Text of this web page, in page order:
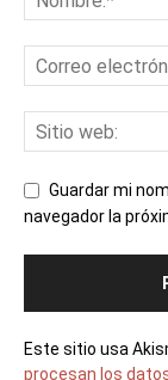
Guardar mi
navegador la
Este sitio usa
procesan los